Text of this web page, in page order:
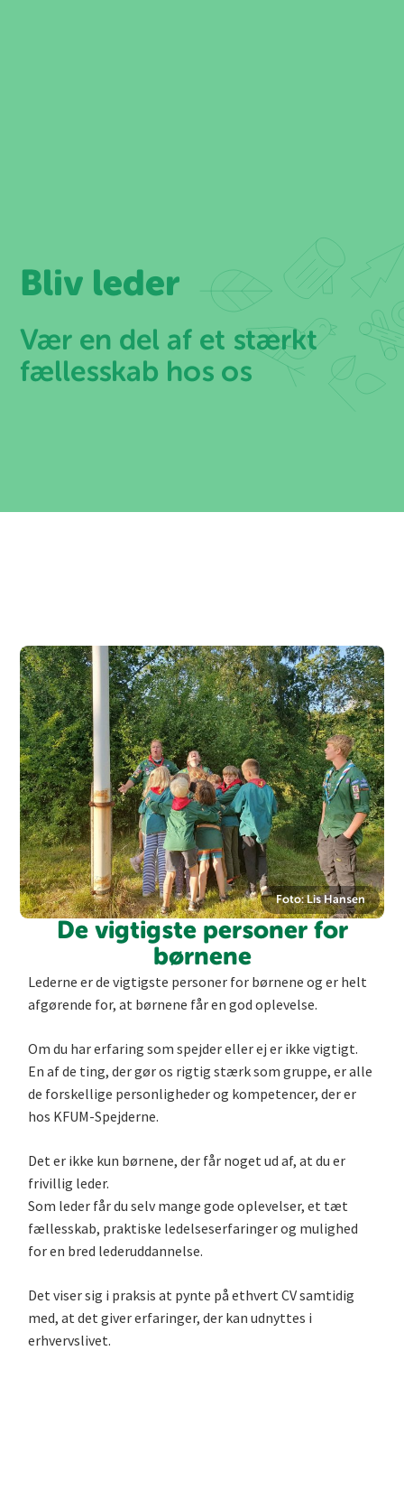
Bliv leder
Vær en del af et stærkt
fællesskab hos os
Foto: Lis Hansen
De vigtigste personer for
børnene
Lederne er de vigtigste personer for børnene og er helt
afgørende for, at børnene får en god oplevelse.
Om du har erfaring som spejder eller ej er ikke vigtigt.
En af de ting, der gør os rigtig stærk som gruppe, er alle
de forskellige personligheder og kompetencer, der er
hos KFUM-Spejderne.
Det er ikke kun børnene, der får noget ud af, at du er
frivillig leder.
Som leder får du selv mange gode oplevelser, et tæt
fællesskab, praktiske ledelseserfaringer og mulighed
for en bred lederuddannelse.
Det viser sig i praksis at pynte på ethvert CV samtidig
med, at det giver erfaringer, der kan udnyttes i
erhvervslivet.